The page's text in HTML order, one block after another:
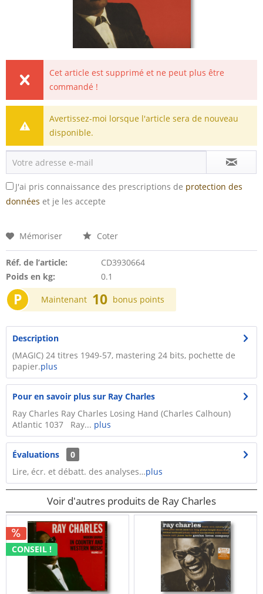
Cet article est supprimé et ne peut plus être
commandé !
Avertissez-moi lorsque l'article sera de nouveau
disponible.
J'ai pris connaissance des prescriptions de protection des
données et je les accepte
Mémoriser Coter
Réf. de l’article:
CD3930664
Poids en kg:
0.1
P Maintenant 10 bonus points
Description
(MAGIC) 24 titres 1949-57, mastering 24 bits, pochette de
papier.plus
Pour en savoir plus sur Ray Charles
Ray Charles Ray Charles Losing Hand (Charles Calhoun)
Atlantic 1037 Ray... plus
Évaluations
0
Lire, écr. et débatt. des analyses…plus
Voir d'autres produits de Ray Charles
CONSEIL !